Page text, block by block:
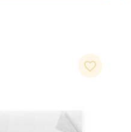
favorite_border